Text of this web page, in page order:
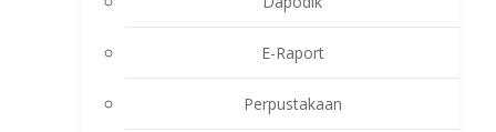
E-Raport
Perpustakaan